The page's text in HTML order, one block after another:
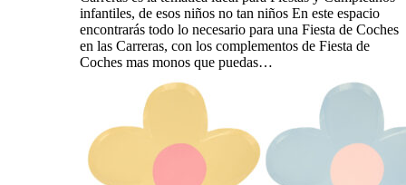
infantiles, de esos niños no tan niños En este espacio
encontrarás todo lo necesario para una Fiesta de Coches
en las Carreras, con los complementos de Fiesta de
Coches mas monos que puedas…